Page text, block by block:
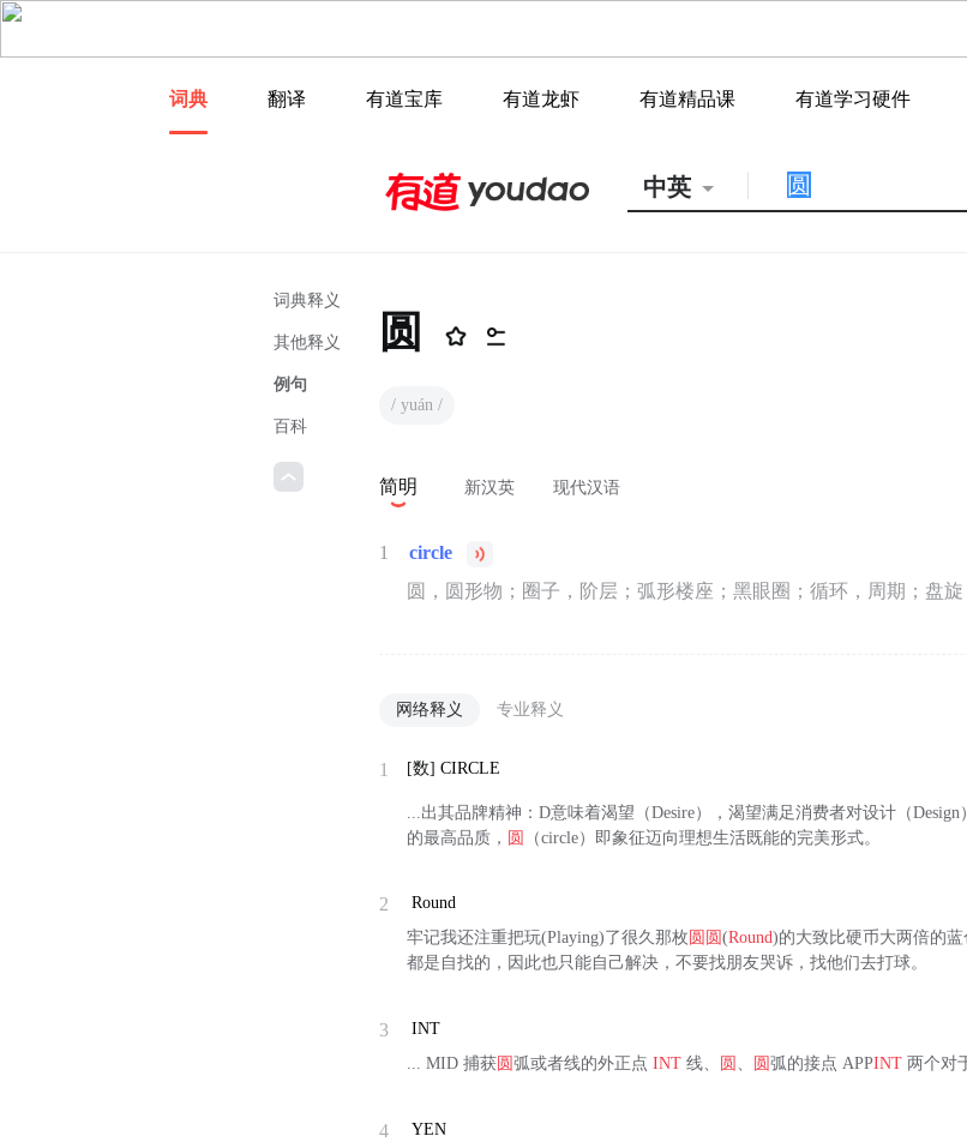
词典 翻译 有道宝库 有道龙虾 有道精品课 有道学习硬件
中英
词典释义
其他释义
例句
百科
圆
/ yuán /
简明 新汉英 现代汉语
1
circle
圆，圆形物；圈子，阶层；弧形楼座；黑眼圈；循环，周期；盘旋
网络释义 专业释义
1 [数] CIRCLE
...出其品牌精神：D意味着渴望（Desire），渴望满足消费者对设计（
的最高品质， 圆 （circle）即象征迈向理想生活既能的完美形式。
2
Round
牢记我还注重把玩(Playing)了很久那枚 圆 圆(Round)的大致比硬币大两倍的
都是自找的，因此也只能自己解决，不要找朋友哭诉，找他们去打球。
3
INT
... MID 捕获 圆弧或者线的外正点INT 线、 圆 、 圆弧的接点 APPINT 两个对
4
YEN